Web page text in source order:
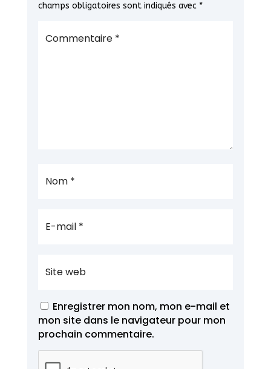
champs obligatoires sont indiqués avec *
Enregistrer mon nom, mon e-mail et
mon site dans le navigateur pour mon
prochain commentaire.